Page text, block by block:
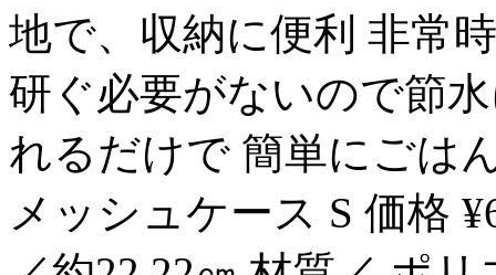
地で、収納に便利 非常
研ぐ必要がないので節
れるだけで 簡単にごは
メッシュケース S 価格